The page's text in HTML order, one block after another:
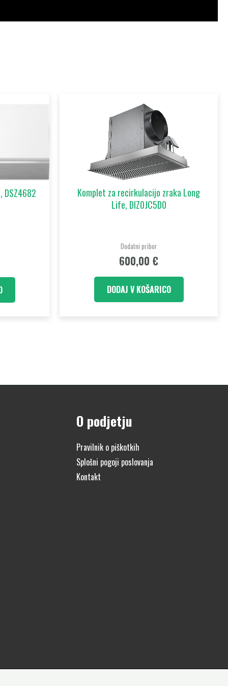
DSZ4682
Komplet za recirkulacijo zraka Long
Life, DIZ0JC5D0
Dodatni pribor
600,00 €
DODAJ V KOŠARICO
O podjetju
Pravilnik o piškotkih
Splošni pogoji poslovanja
Kontakt